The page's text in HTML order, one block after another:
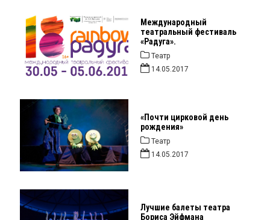
Международный
театральный фестиваль
«Радуга».
Театр
14.05.2017
«Почти цирковой день
рождения»
Театр
14.05.2017
Лучшие балеты театра
Бориса Эйфмана